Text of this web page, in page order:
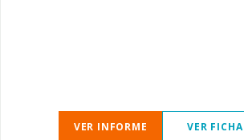
VER INFORME VER FICHA